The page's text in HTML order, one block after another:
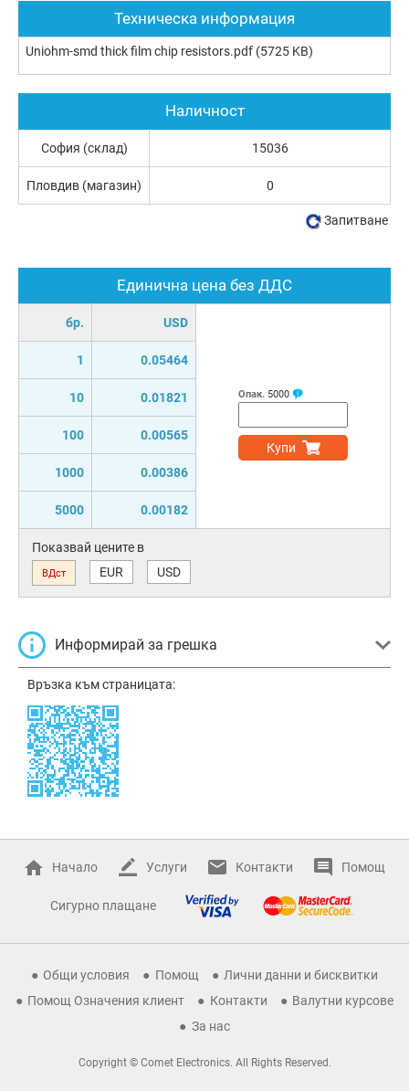
Техническа информация
Uniohm-smd thick film chip resistors.pdf (5725 KB)
Единична цена без ДДС
бр. USD
1 0.05464
10 0.01821
100 0.00565
1000 0.00386
5000 0.00182
Опак. 5000
Купи
Показвай цените в
ВДст EUR USD
Информирай за грешка
Връзка към страницата:
Наличност
София (склад) 15036
Пловдив (магазин) 0
Запитване
Начало Услуги Контакти Помощ
Сигурно плащане
Общи условия Помощ
Лични данни и бисквитки
Помощ Означения клиент
Контакти
Валутни курсове
За нас
Copyright © Comet Electronics. All Rights Reserved.